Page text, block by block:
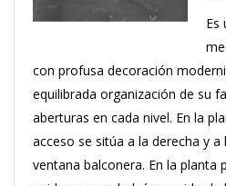
Es
con profusa decoración
equilibrada organización de su
aberturas en cada nivel. En la
acceso se sitúa a la derecha y a
ventana balconera. En la planta